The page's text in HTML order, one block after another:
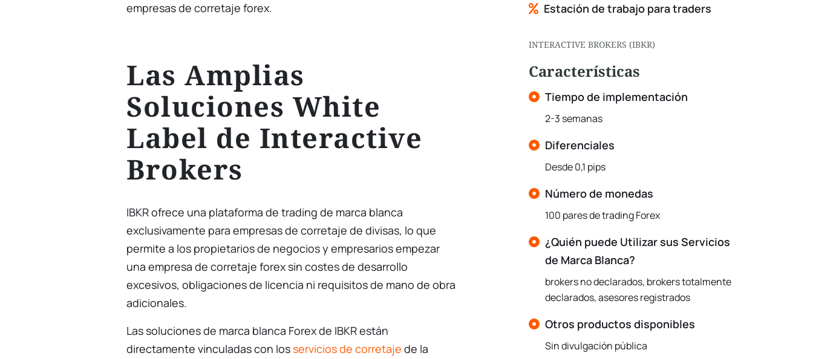
empresas de corretaje forex.
Las Amplias
Soluciones White
Label de Interactive
Brokers
IBKR ofrece una plataforma de trading de marca blanca
exclusivamente para empresas de corretaje de divisas, lo que
permite a los propietarios de negocios y empresarios empezar
una empresa de corretaje forex sin costes de desarrollo
excesivos, obligaciones de licencia ni requisitos de mano de obra
adicionales.
Las soluciones de marca blanca Forex de IBKR están
directamente vinculadas con losservicios de corretaje de la
Estación de trabajo para traders
INTERACTIVE BROKERS (IBKR)
Características
Tiempo de implementación
2-3 semanas
Diferenciales
Desde 0,1 pips
Número de monedas
100 pares de trading Forex
¿Quién puede Utilizar sus Servicios
de Marca Blanca?
brokers no declarados, brokers totalmente
declarados, asesores registrados
Otros productos disponibles
Sin divulgación pública